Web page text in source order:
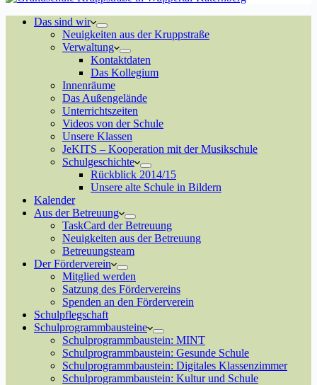
Das sind wir
Neuigkeiten aus der Kruppstraße
Verwaltung
Kontaktdaten
Das Kollegium
Innenräume
Das Außengelände
Unterrichtszeiten
Videos von der Schule
Unsere Klassen
JeKITS – Kooperation mit der Musikschule
Schulgeschichte
Rückblick 2014/15
Unsere alte Schule in Bildern
Kalender
Aus der Betreuung
TaskCard der Betreuung
Neuigkeiten aus der Betreuung
Betreuungsteam
Der Förderverein
Mitglied werden
Satzung des Fördervereins
Spenden an den Förderverein
Schulpflegschaft
Schulprogrammbausteine
Schulprogrammbaustein: MINT
Schulprogrammbaustein: Gesunde Schule
Schulprogrammbaustein: Digitales Klassenzimmer
Schulprogrammbaustein: Kultur und Schule